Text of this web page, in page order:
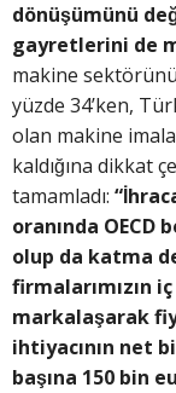
dönüşümünü
gayretlerini de
makine
yüzde 34’ken,
olan makine
kaldığına dikkat
tamamladı:
oranında OECD
olup da katma
firmalarımızın
markalaşarak
ihtiyacının net
başına 150 bin